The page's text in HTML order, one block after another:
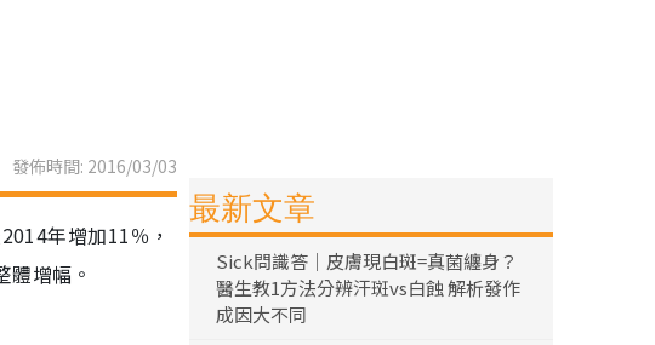
發佈時間: 2016/03/03
年增加11％，
增幅。
最新文章
Sick問識答｜皮膚現白斑=真菌纏身？
醫生教1方法分辨汗斑vs白蝕 解析發作
成因大不同